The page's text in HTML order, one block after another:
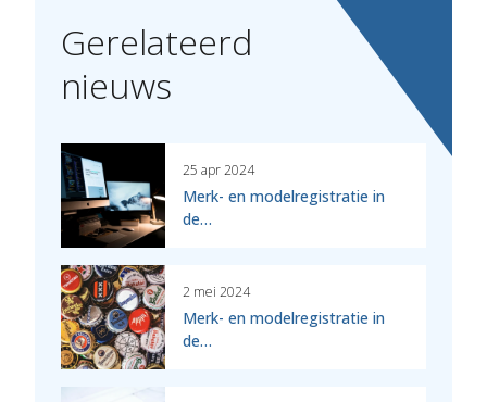
Gerelateerd
nieuws
25 apr 2024
Merk- en modelregistratie in
de…
2 mei 2024
Merk- en modelregistratie in
de…